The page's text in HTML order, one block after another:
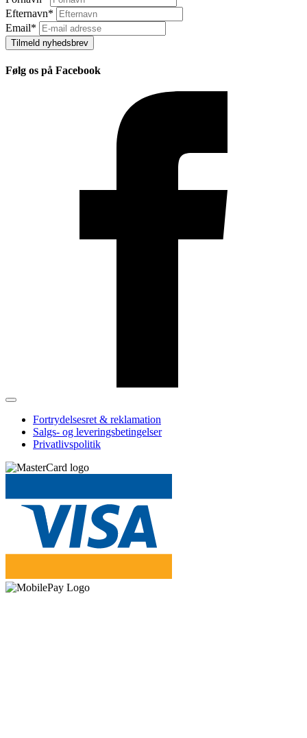
Efternavn*
Email*
Tilmeld nyhedsbrev
Følg os på Facebook
Fortrydelsesret & reklamation
Salgs- og leveringsbetingelser
Privatlivspolitik